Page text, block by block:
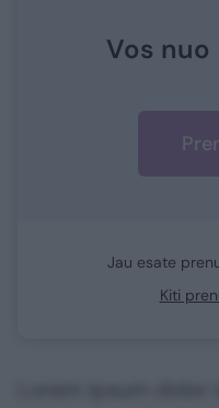
Vos nuo
Jau esate
Kiti